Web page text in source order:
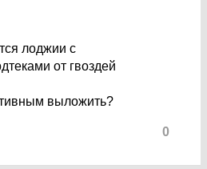
лоджии с
от гвоздей
выложить?
0